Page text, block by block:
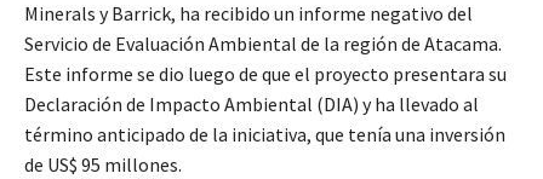
Minerals y Barrick, ha recibido un informe negativo del
Servicio de Evaluación Ambiental de la región de Atacama.
Este informe se dio luego de que el proyecto presentara su
Declaración de Impacto Ambiental (DIA) y ha llevado al
término anticipado de la iniciativa, que tenía una inversión
de US$ 95 millones.